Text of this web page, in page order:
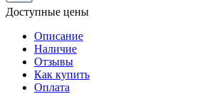
Доступные цены
Описание
Наличие
Отзывы
Как купить
Оплата